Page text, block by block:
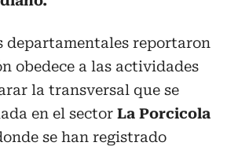
departamentales reportaron
obedece a las actividades
la transversal que se
en el sector La Porcicola
se han registrado